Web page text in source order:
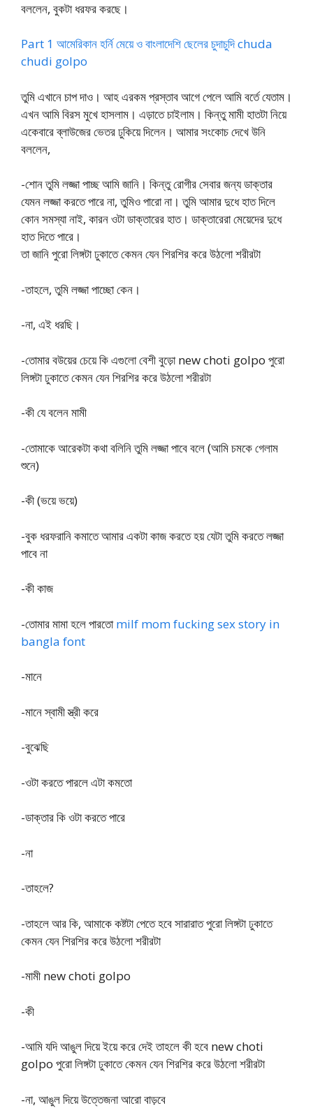
বললেন, বুকটা ধরফর করছে।
Part 1 আমেরিকান হর্নি মেয়ে ও বাংলাদেশি ছেলের চুদাচুদি chuda
chudi golpo
তুমি এখানে চাপ দাও। আহ এরকম প্রস্তাব আগে পেলে আমি বর্তে যেতাম।
এখন আমি বিরস মুখে হাসলাম। এড়াতে চাইলাম। কিন্তু মামী হাতটা নিয়ে
একেবারে ব্লাউজের ভেতর ঢুকিয়ে দিলেন। আমার সংকোচ দেখে উনি
বললেন,
-শোন তুমি লজ্জা পাচ্ছ আমি জানি। কিন্তু রোগীর সেবার জন্য ডাক্তার
যেমন লজ্জা করতে পারে না, তুমিও পারো না। তুমি আমার দুধে হাত দিলে
কোন সমস্যা নাই, কারন ওটা ডাক্তারের হাত। ডাক্তারেরা মেয়েদের দুধে
হাত দিতে পারে।
তা জানি পুরো লিঙ্গটা ঢুকাতে কেমন যেন শিরশির করে উঠলো শরীরটা
-তাহলে, তুমি লজ্জা পাচ্ছো কেন।
-না, এই ধরছি।
-তোমার বউয়ের চেয়ে কি এগুলো বেশী বুড়ো new choti golpo পুরো
লিঙ্গটা ঢুকাতে কেমন যেন শিরশির করে উঠলো শরীরটা
-কী যে বলেন মামী
-তোমাকে আরেকটা কথা বলিনি তুমি লজ্জা পাবে বলে (আমি চমকে গেলাম
শুনে)
-কী (ভয়ে ভয়ে)
-বুক ধরফরানি কমাতে আমার একটা কাজ করতে হয় যেটা তুমি করতে লজ্জা
পাবে না
-কী কাজ
-তোমার মামা হলে পারতোmilf mom fucking sex story in
bangla font
-মানে
-মানে স্বামী স্ত্রী করে
-বুঝেছি
-ওটা করতে পারলে এটা কমতো
-ডাক্তার কি ওটা করতে পারে
-না
-তাহলে?
-তাহলে আর কি, আমাকে কষ্টটা পেতে হবে সারারাত পুরো লিঙ্গটা ঢুকাতে
কেমন যেন শিরশির করে উঠলো শরীরটা
-মামী new choti golpo
-কী
-আমি যদি আঙুল দিয়ে ইয়ে করে দেই তাহলে কী হবে new choti
golpo পুরো লিঙ্গটা ঢুকাতে কেমন যেন শিরশির করে উঠলো শরীরটা
-না, আঙুল দিয়ে উত্তেজনা আরো বাড়বে